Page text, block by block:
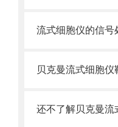
贝克曼流式细胞